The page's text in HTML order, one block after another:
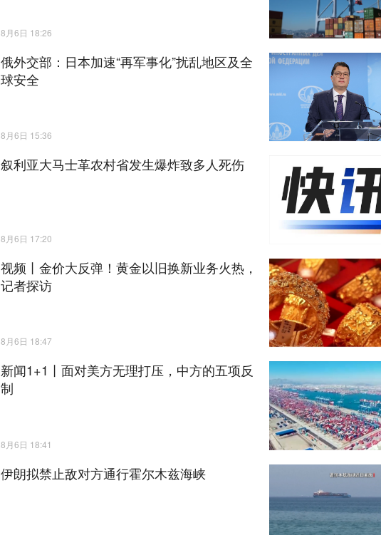
8月6日 18:26
俄外交部：日本加速“再军事化”扰乱地区及全
球安全
8月6日 15:36
叙利亚大马士革农村省发生爆炸致多人死伤
8月6日 17:20
视频丨金价大反弹！黄金以旧换新业务火热，
记者探访
8月6日 18:47
新闻1+1丨面对美方无理打压，中方的五项反
制
8月6日 18:41
伊朗拟禁止敌对方通行霍尔木兹海峡